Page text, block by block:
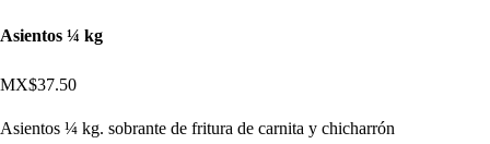
Asientos ¼ kg
MX$37.50
Asientos ¼ kg. sobrante de fritura de carnita y chicharrón